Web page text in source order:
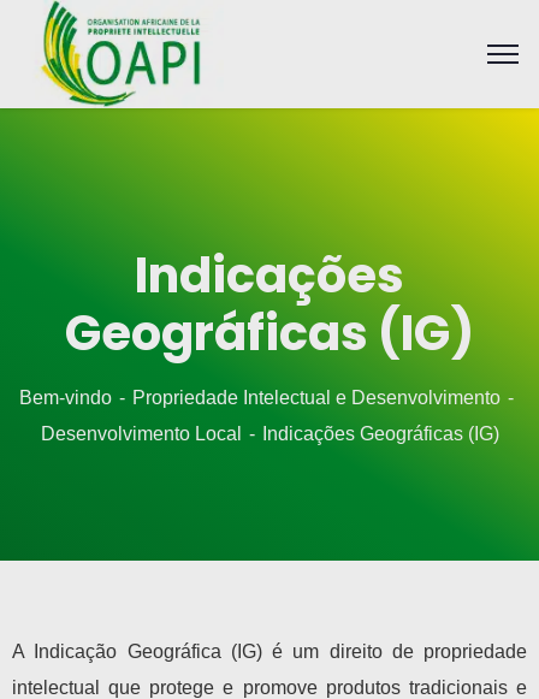
Indicações
Geográficas (IG)
Bem-vindo
Propriedade Intelectual e Desenvolvimento
Desenvolvimento Local
Indicações Geográficas (IG)
A Indicação Geográfica (IG) é um direito de propriedade
intelectual que protege e promove produtos tradicionais e